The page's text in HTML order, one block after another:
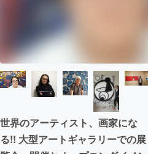
CAMPFIRE for Social Good
CAMPFIREふるさと納税
世界のアーティスト、画家にな
る!! 大型アートギャラリーでの展